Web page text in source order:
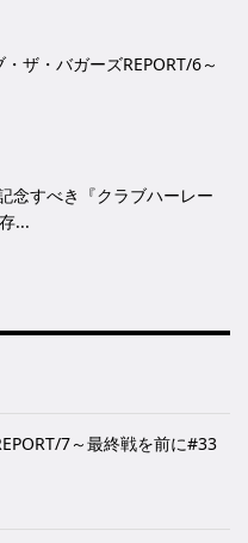
ザ・バガーズREPORT/6～
すべき『クラブハーレー
...
7～最終戦を前に#33